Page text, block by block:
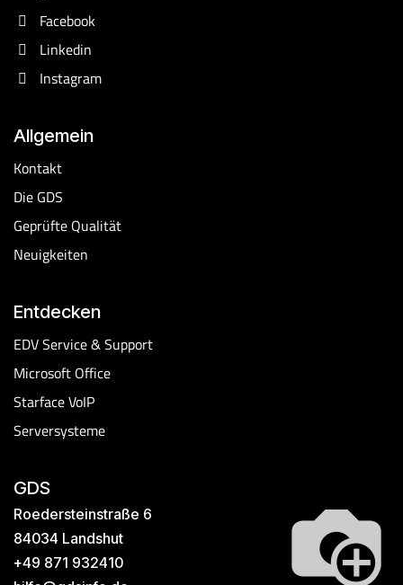
Facebook
Linkedin
Instagram
Allgemein
Kontakt
Die GDS
Geprüfte Qualität
Neuigkeiten
Entdecken
EDV Service & Support
Microsoft Office
Starface VoIP​
Serversysteme
GDS
Roedersteinstraße 6
84034 Landshut
+49 871 932410